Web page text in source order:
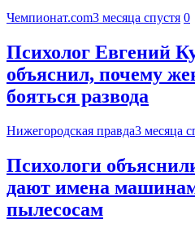
Чемпионат.com3 месяца спустя 0
Психолог Евгений
объяснил, почему
бояться развода
Нижегородская правда3 месяца
Психологи
дают имена
пылесосам